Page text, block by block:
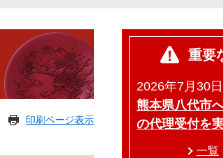
印刷ページ表示
重要
2026年7月30
熊本県八代市
の代理受付を
一覧